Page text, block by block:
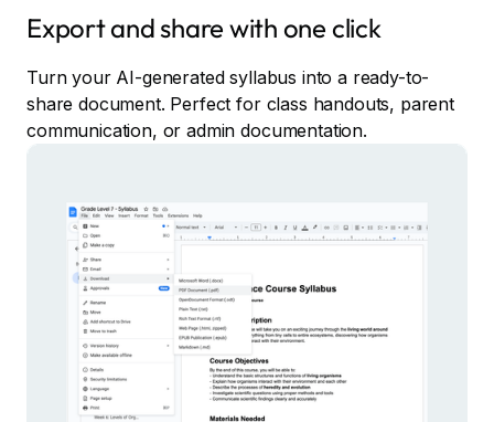
Export and share with one click
Turn your AI-generated syllabus into a ready-to-
share document. Perfect for class handouts, parent
communication, or admin documentation.